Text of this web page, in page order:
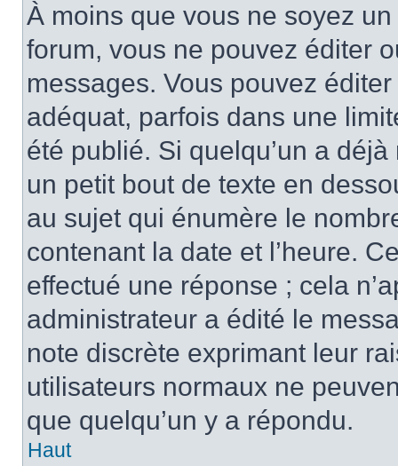
À moins que vous ne soyez
forum, vous ne pouvez éditer
messages. Vous pouvez
adéquat, parfois dans une
été publié. Si quelqu’un a
un petit bout de texte en
au sujet qui énumère le
contenant la date et l’heure.
effectué une réponse ; cela
administrateur a édité le
note discrète exprimant leur
utilisateurs normaux ne
que quelqu’un y a répondu.
Haut